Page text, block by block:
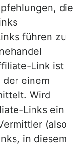
die
führen zu
Link ist
einem
Wird
Links ein
(also
in diesem